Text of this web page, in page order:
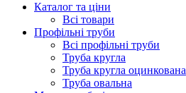
Каталог та ціни
Всі товари
Профільні труби
Всі профільні труби
Труба кругла
Труба кругла оцинкована
Труба овальна